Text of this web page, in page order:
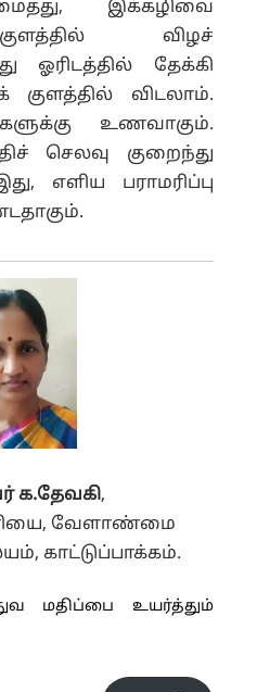
இக்கழிவை
விழச்
ஓரிடத்தில் தேக்கி
குளத்தில் விடலாம்.
உணவாகும்.
செலவு குறைந்து
எளிய பராமரிப்பு
க.தேவகி,
வேளாண்மை
காட்டுப்பாக்கம்.
மதிப்பை உயர்த்தும்